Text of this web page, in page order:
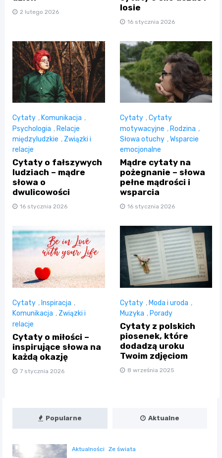
2 lutego 2026
losie
16 stycznia 2026
Cytaty , Komunikacja ,
Psychologia , Relacje
międzyludzkie , Związki i
relacje
Cytaty o fałszywych
ludziach – mądre
słowa o
dwulicowości
16 stycznia 2026
Cytaty ,Cytaty
motywacyjne , Rodzina ,
Słowa otuchy ,Wsparcie
emocjonalne
Mądre cytaty na
pożegnanie – słowa
pełne mądrości i
wsparcia
16 stycznia 2026
Cytaty , Inspiracja ,
Komunikacja , Związki i
relacje
Cytaty o miłości –
inspirujące słowa na
każdą okazję
7 stycznia 2026
Cytaty , Moda i uroda ,
Muzyka , Porady
Cytaty z polskich
piosenek, które
dodadzą uroku
Twoim zdjęciom
8 września 2025
Popularne Aktualne
Aktualności Ze świata